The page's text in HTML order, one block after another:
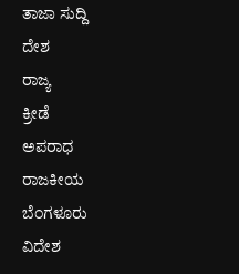
ತಾಜಾ ಸುದ್ದಿ
ದೇಶ
ರಾಜ್ಯ
ಕ್ರೀಡೆ
ಅಪರಾಧ
ರಾಜಕೀಯ
ಬೆಂಗಳೂರು
ವಿದೇಶ